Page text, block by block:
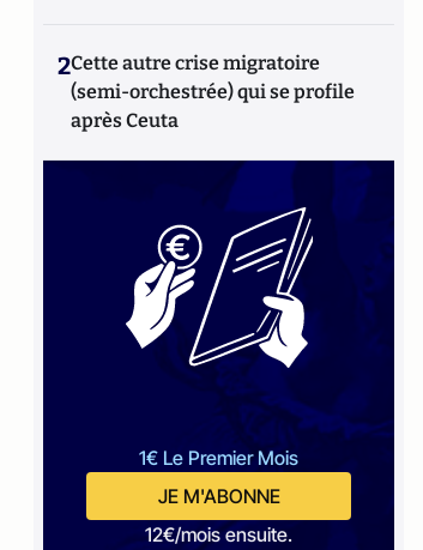
2Cette autre crise migratoire
(semi-orchestrée) qui se profile
après Ceuta
1€ Le Premier Mois
JE M'ABONNE
12€/mois ensuite.